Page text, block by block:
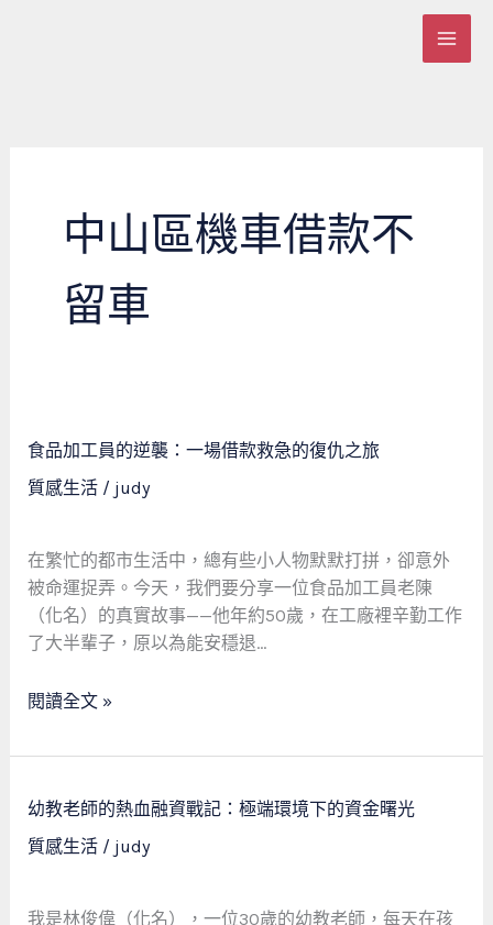
中山區機車借款不
留車
食品加工員的逆襲：一場借款救急的復仇之旅
質感生活/ judy
在繁忙的都市生活中，總有些小人物默默打拼，卻意外
被命運捉弄。今天，我們要分享一位食品加工員老陳
（化名）的真實故事——他年約50歲，在工廠裡辛勤工作
了大半輩子，原以為能安穩退…
食
品
加
員
的
逆
襲：
一
借
急
的
復
之
閱讀全文 »
幼教老師的熱血融資戰記：極端環境下的資金曙光
質感生活/ judy
我是林俊偉（化名），一位30歲的幼教老師，每天在孩
幼
教
老
的